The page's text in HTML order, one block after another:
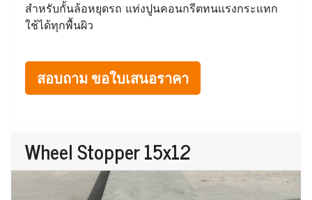
สำหรับกั้นล้อหยุดรถ แท่งปูนคอนกรีตทนแรงกระแทก
ใช้ได้ทุกพื้นผิว
สอบถาม ขอใบเสนอราคา
Wheel Stopper 15x12